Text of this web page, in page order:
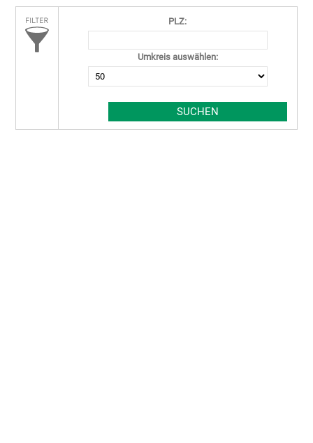
PLZ:
Umkreis auswählen: